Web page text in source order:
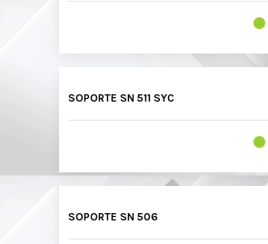
SOPORTE SN 511 SYC
SOPORTE SN 506